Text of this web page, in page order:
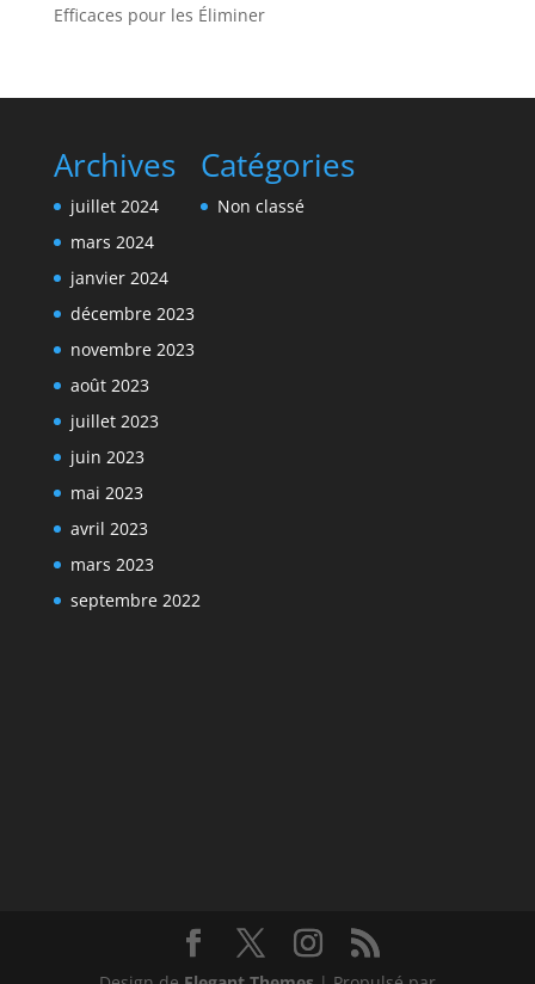
Efficaces pour les Éliminer
Archives
juillet 2024
mars 2024
janvier 2024
décembre 2023
novembre 2023
août 2023
juillet 2023
juin 2023
mai 2023
avril 2023
mars 2023
septembre 2022
Catégories
Non classé